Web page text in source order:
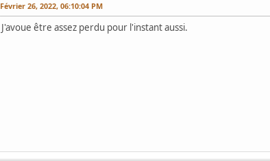
Février 26, 2022, 06:10:04 PM
J'avoue être assez perdu pour l'instant aussi.